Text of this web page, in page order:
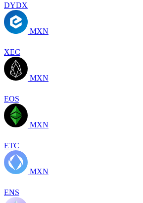
DYDX
MXN
XEC
MXN
EOS
MXN
ETC
MXN
ENS